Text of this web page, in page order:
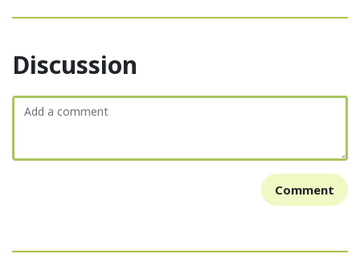
Discussion
Comment